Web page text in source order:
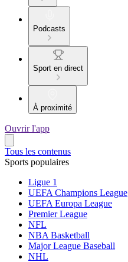
Podcasts
Sport en direct
À proximité
Ouvrir l'app
Tous les contenus
Sports populaires
Ligue 1
UEFA Champions League
UEFA Europa League
Premier League
NFL
NBA Basketball
Major League Baseball
NHL